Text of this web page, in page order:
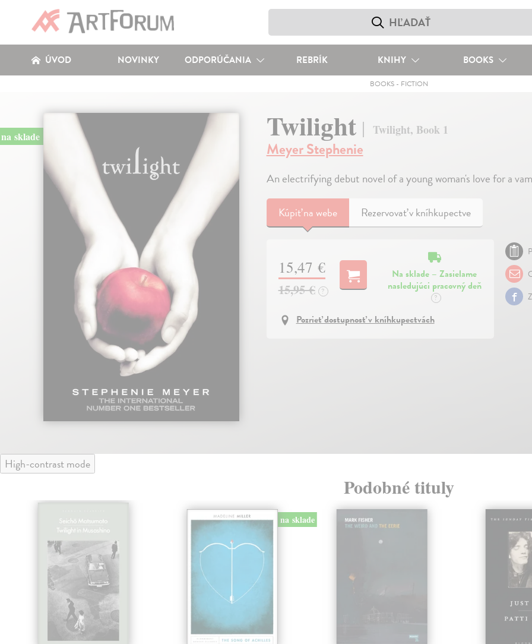
ÚVOD NOVINKY ODPORÚČANIA REBRÍK KNIHY BOOKS
BOOKS- FICTION
na sklade Twilight Twilight, Book 1
Meyer Stephenie
An electrifying debut novel of a young woman's love for a
Kúpiťna webe Rezervovať v kníhkupectve
15,47 €
15,95 € ?
Na sklade – Zasielame
nasledujúci pracovný deň
?
Pozrieť dostupnosť v kníhkupectvách
High-contrast mode
Podobné tituly
na sklade